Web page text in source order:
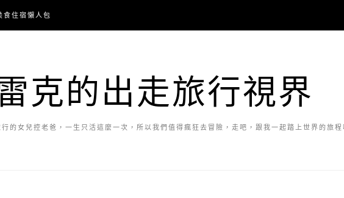
食住宿懶人包
克的出走旅行視界
的女兒控老爸，一生只活這麼一次，所以我們值得瘋狂去冒險，走吧，跟我一起踏上世界的旅程